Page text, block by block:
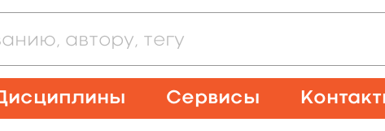
Сервисы